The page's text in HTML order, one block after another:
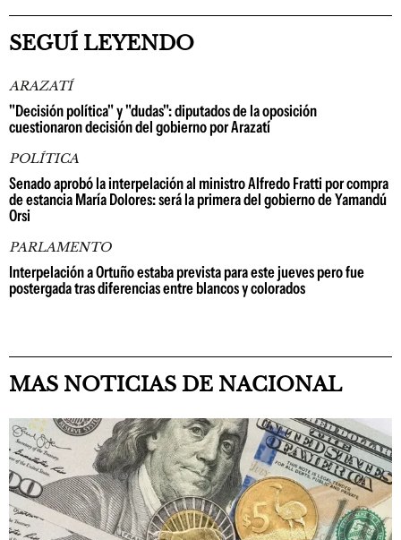
SEGUÍ LEYENDO
ARAZATÍ
"Decisión política" y "dudas": diputados de la oposición
cuestionaron decisión del gobierno por Arazatí
POLÍTICA
Senado aprobó la interpelación al ministro Alfredo Fratti por compra
de estancia María Dolores: será la primera del gobierno de Yamandú
Orsi
PARLAMENTO
Interpelación a Ortuño estaba prevista para este jueves pero fue
postergada tras diferencias entre blancos y colorados
MAS NOTICIAS DE NACIONAL